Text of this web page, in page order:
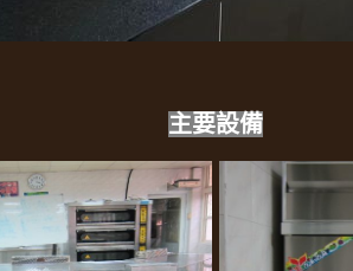
主要設備